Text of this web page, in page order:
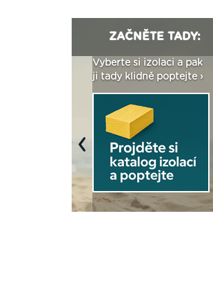
ZAČNĚTE TADY:
Vyberte si izolaci a pak
ji tady klidně poptejte ›
Previous